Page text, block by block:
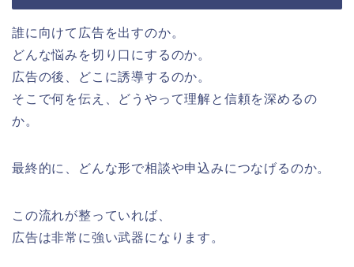
誰に向けて広告を出すのか。
どんな悩みを切り口にするのか。
広告の後、どこに誘導するのか。
そこで何を伝え、どうやって理解と信頼を深めるの
か。
最終的に、どんな形で相談や申込みにつなげるのか。
この流れが整っていれば、
広告は非常に強い武器になります。